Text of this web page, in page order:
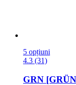
5 opțiuni
4.3 (31)
GRN